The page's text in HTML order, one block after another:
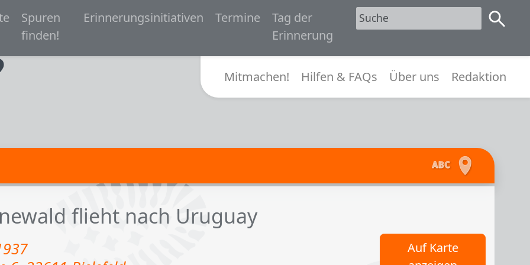
Zur Startseite von Spurensuche Bielefeld 1933-1945
navigation
Spuren
finden!
Erinnerungsinitiativen Termine
Tag der
Erinnerung
Submenü
Mitmachen! Hilfen & FAQs Über uns Redaktion
flieht nach Uruguay
Auf Karte